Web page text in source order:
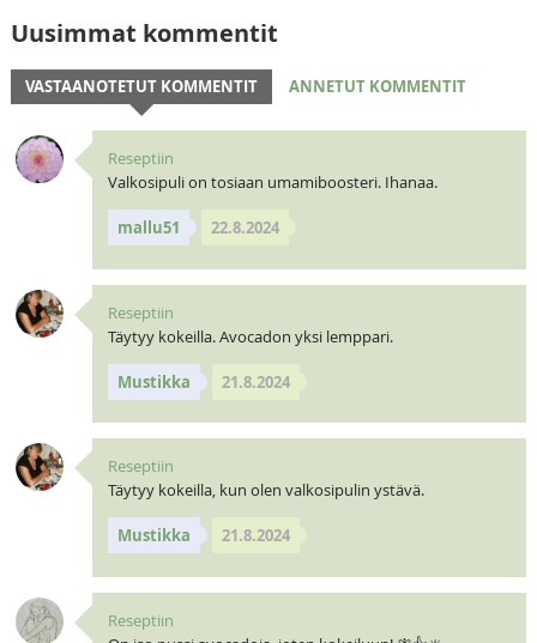
Uusimmat kommentit
VASTAANOTETUT KOMMENTIT ANNETUT KOMMENTIT
Reseptiin
Valkosipuli on tosiaan umamiboosteri. Ihanaa.
mallu51 22.8.2024
Reseptiin
Täytyy kokeilla. Avocadon yksi lemppari.
Mustikka 21.8.2024
Reseptiin
Täytyy kokeilla, kun olen valkosipulin ystävä.
Mustikka 21.8.2024
Reseptiin